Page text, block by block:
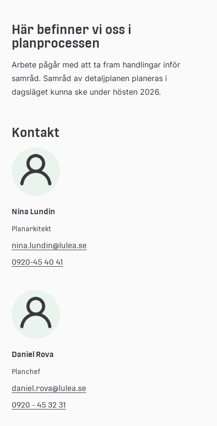
Här befinner vi oss i
planprocessen
Arbete pågår med att ta fram handlingar inför
samråd. Samråd av detaljplanen planeras i
dagsläget kunna ske under hösten 2026.
Kontakt
Nina Lundin
Planarkitekt
nina.lundin@lulea.se
0920-45 40 41
Daniel Rova
Planchef
daniel.rova@lulea.se
0920 - 45 32 31